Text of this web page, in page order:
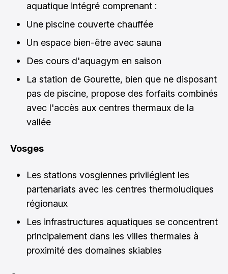
aquatique intégré comprenant :
Une piscine couverte chauffée
Un espace bien-être avec sauna
Des cours d'aquagym en saison
La station de Gourette, bien que ne disposant
pas de piscine, propose des forfaits combinés
avec l'accès aux centres thermaux de la
vallée
Vosges
Les stations vosgiennes privilégient les
partenariats avec les centres thermoludiques
régionaux
Les infrastructures aquatiques se concentrent
principalement dans les villes thermales à
proximité des domaines skiables